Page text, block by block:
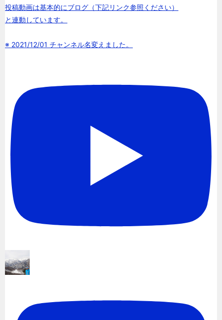
投稿動画は基本的にブログ（下記リンク参照ください）
と連動しています。
※ 2021/12/01 チャンネル名変えました。